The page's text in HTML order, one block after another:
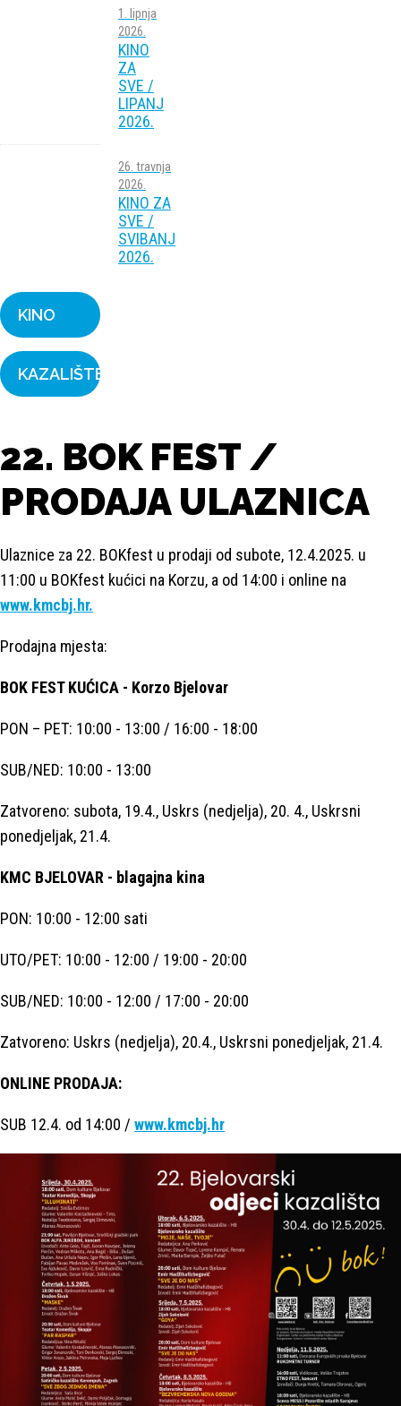
1. lipnja
2026.
KINO
ZA
SVE /
LIPANJ
2026.
26. travnja
2026.
KINO ZA
SVE /
SVIBANJ
2026.
KINO
KAZALIŠTE
22. BOK FEST /
PRODAJA ULAZNICA
Ulaznice za 22. BOKfest u prodaji od subote, 12.4.2025. u
11:00 u BOKfest kućici na Korzu, a od 14:00 i online na
www.kmcbj.hr.
Prodajna mjesta:
BOK FEST KUĆICA - Korzo Bjelovar
PON – PET: 10:00 - 13:00 / 16:00 - 18:00
SUB/NED: 10:00 - 13:00
Zatvoreno: subota, 19.4., Uskrs (nedjelja), 20. 4., Uskrsni
ponedjeljak, 21.4.
KMC BJELOVAR - blagajna kina
PON: 10:00 - 12:00 sati
UTO/PET: 10:00 - 12:00 / 19:00 - 20:00
SUB/NED: 10:00 - 12:00 / 17:00 - 20:00
Zatvoreno: Uskrs (nedjelja), 20.4., Uskrsni ponedjeljak, 21.4.
ONLINE PRODAJA:
SUB 12.4. od 14:00 / www.kmcbj.hr